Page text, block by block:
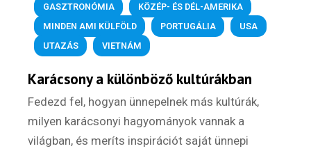
Külföldre
Költözünk!
Kaland -
játék -
kockázat
100
Élmény
poszter
GASZTRONÓMIA
, KÖZÉP- ÉS DÉL-AMERIKA
MINDEN AMI KÜLFÖLD
, PORTUGÁLIA , USA
UTAZÁS
, VIETNÁM
Karácsony a különböző kultúrákban
Fedezd fel, hogyan ünnepelnek más kultúrák,
milyen karácsonyi hagyományok vannak a
világban, és meríts inspirációt saját ünnepi